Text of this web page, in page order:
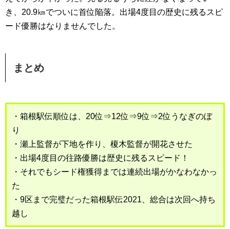
き、20.9㎞でついに首位陥落。出場4度目の歴史に残るスピ
ード優勝はなりませんでした。
まとめ
・箱根駅伝順位は、20位⇒12位⇒9位⇒2位うなぎのぼ
り
・瀬上監督が下地を作り、榎木監督が開花させた
・出場4度目の往路優勝は歴史に残るスピード！
・それでもシード権獲得までは連続出場がかなわなかっ
た
・9区まで完璧だった箱根駅伝2021、総合は次回へ持ち
越し